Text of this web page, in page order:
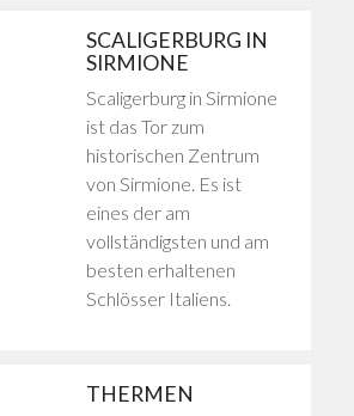
SCALIGERBURG IN
SIRMIONE
Scaligerburg in Sirmione
ist das Tor zum
historischen Zentrum
von Sirmione. Es ist
eines der am
vollständigsten und am
besten erhaltenen
Schlösser Italiens.
THERMEN